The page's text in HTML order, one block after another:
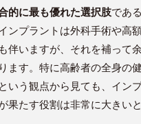
的に最も優れた選択肢であ
ンプラントは外科手術や高
伴いますが、それを補って
ます​。特に高齢者の全身の
いう観点から見ても、イン
果たす役割は非常に大きいと